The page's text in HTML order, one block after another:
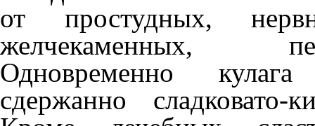
от простудных,
желчекаменных,
Одновременно
сдержанно